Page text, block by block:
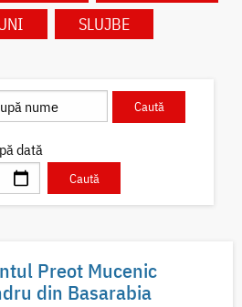
SLUJBE
dată
Preot Mucenic
din Basarabia